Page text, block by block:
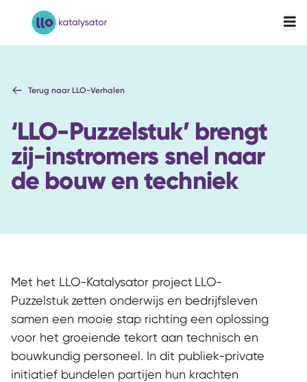
LLO-Katalysator
Terug naar LLO-Verhalen
‘LLO-Puzzelstuk’ brengt
zij-instromers snel naar
de bouw en techniek
Met het LLO-Katalysator project LLO-
Puzzelstuk zetten onderwijs en bedrijfsleven
samen een mooie stap richting een oplossing
voor het groeiende tekort aan technisch en
bouwkundig personeel. In dit publiek-private
initiatief bundelen partijen hun krachten